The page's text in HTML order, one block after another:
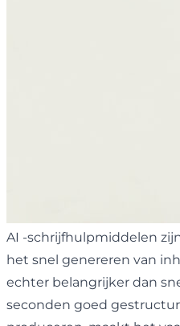
AI -schrijfhulpmiddelen
het snel genereren van
echter belangrijker dan
seconden goed